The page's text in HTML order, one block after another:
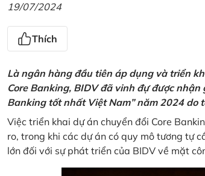
19/07/2024
Thích
Là ngân hàng đầu tiên áp dụng và triển
Core Banking, BIDV đã vinh đự được
Banking tốt nhất Việt Nam” năm 2024 do
Việc triển khai dự án chuyển đổi Core
ro, trong khi các dự án có quy mô tương tự
lớn đối với sự phát triển của BIDV về mặt